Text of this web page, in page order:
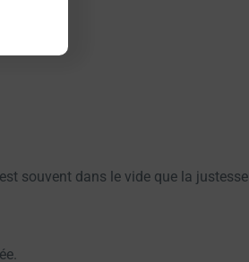
souvent dans le vide que la justesse